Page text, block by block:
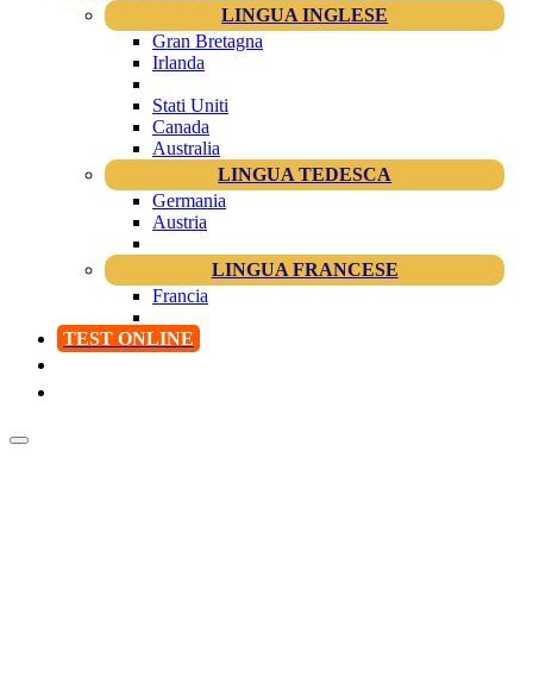
LINGUA INGLESE
Gran Bretagna
Irlanda
Stati Uniti
Canada
Australia
LINGUA TEDESCA
Germania
Austria
LINGUA FRANCESE
Francia
TEST ONLINE